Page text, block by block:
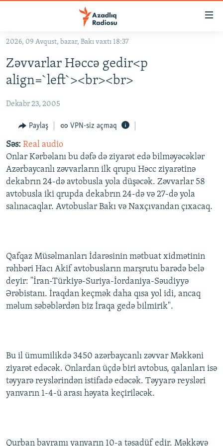
Əsas
qayıt
Əsas
naviqasiyaya
qayıt
KORRUPSIOMETR
#ƏSLINDƏ
FƏRQƏ BAX
QANUNI DOĞRU
ARAŞDIRMA
MULTIMEDIA
VIDEO
KARIKATURA
RADIO ARXIV
İSLAM VƏ DEMOKRATIYA
İZ - MƏDƏNIYYƏT PROQRAMI
HAQQIMIZDA
PEŞƏ ETIKASI VƏ JURNALISTIKA STANDARTLARIMIZ
MATERIALLARIMIZDAN ISTIFADƏ
AZADLIQRADIOSU MOBIL TELEFONUNUZDA
BIZIMLƏ ƏLAQƏ
RFE/RL-in bütün saytları
2026, 09 Avqust, bazar, Bakı vaxtı 18:37
Zəvvarlar Həccə gedir<p
align=`left`><br><br>
Dekabr 23, 2005
Paylaş VPN-siz açmaq
Səs: Real audio
Onlar Kərbəlanı bu dəfə də ziyarət edə bilməyəcəklər
Azərbaycanlı zəvvarların ilk qrupu Həcc ziyarətinə
dekabrın 24-də avtobusla yola düşəcək. Zəvvarlar 58
avtobusla iki qrupda dekabrın 24-də və 27-də yola
salınacaqlar. Avtobuslar Bakı və Naxçıvandan çıxacaq.
Qafqaz Müsəlmanları İdarəsinin mətbuat xidmətinin
rəhbəri Hacı Akif avtobusların marşrutu barədə belə
deyir: "İran-Türkiyə-Suriya-İordaniya-Səudiyyə
Ərəbistanı. İraqdan keçmək daha qısa yol idi, ancaq
məlum səbəblərdən biz İraqa gedə bilmirik".
Bu il ümumilikdə 3450 azərbaycanlı zəvvar Məkkəni
ziyarət edəcək. Onlardan üçdə biri avtobus, qalanları isə
təyyarə reyslərindən istifadə edəcək. Təyyarə reysləri
yanvarın 1-4-ü arası həyata keçiriləcək.
Qurban bayramı yanvarın 10-a təsadüf edir. Məkkəyə